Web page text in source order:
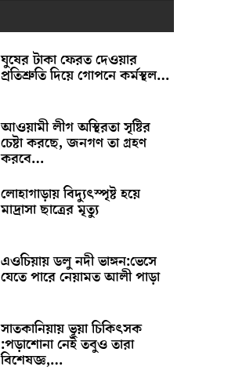
ঘুষের টাকা ফেরত দেওয়ার
প্রতিশ্রুতি দিয়ে গোপনে কর্মস্থল…
আওয়ামী লীগ অস্থিরতা সৃষ্টির
চেষ্টা করছে, জনগণ তা গ্রহণ
করবে…
লোহাগাড়ায় বিদ্যুৎস্পৃষ্ট হয়ে
মাদ্রাসা ছাত্রের মৃত্যু
এওচিয়ায় ডলু নদী ভাঙ্গন:ভেসে
যেতে পারে নেয়ামত আলী পাড়া
সাতকানিয়ায় ভূয়া চিকিৎসক
:পড়াশোনা নেই তবুও তারা
বিশেষজ্ঞ,…